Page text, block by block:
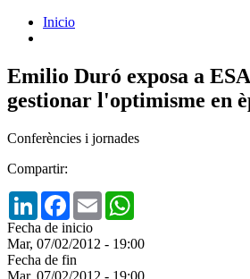
Inicio
Emilio Duró exposa a
gestionar l'optimisme en
Conferències i jornades
Compartir:
LinkedInFacebook
Email
Fecha de inicio
Mar, 07/02/2012 - 19:00
Fecha de fin
Mar, 07/02/2012 - 19:00